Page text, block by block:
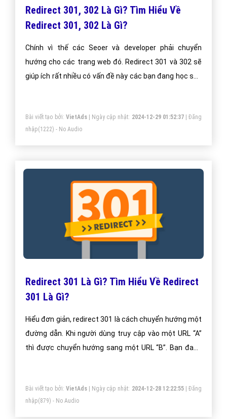
Redirect 301, 302 Là Gì? Tìm Hiểu Về
Redirect 301, 302 Là Gì?
Chính vì thế các Seoer và developer phải chuyển
hướng cho các trang web đó. Redirect 301 và 302 sẽ
giúp ích rất nhiều có vấn đề này các bạn đang học seo
Bài viết tạo bởi: VietAds| Ngày cập nhật: 2024-12-29 01:52:37|Đăng
nhập(1222) - No Audio
Redirect 301 Là Gì? Tìm Hiểu Về Redirect
301 Là Gì?
Hiểu đơn giản, redirect 301 là cách chuyển hướng một
đường dẫn. Khi người dùng truy cập vào một URL “A”
thì được chuyển hướng sang một URL “B”. Bạn đang
lượng khách ở trang cũ. Với redirect 301 bạn sẽ vẫn có
cả hai trang web đó.
Bài viết tạo bởi: VietAds| Ngày cập nhật: 2024-12-28 12:22:55|Đăng
nhập(879) - No Audio